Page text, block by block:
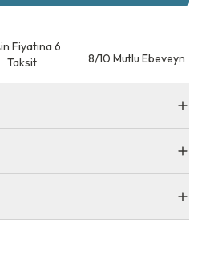
Fiyatına 6
Taksit
8/10 Mutlu Ebeveyn